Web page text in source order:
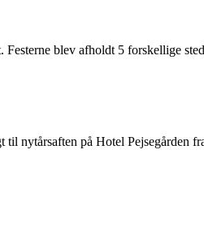
blev afholdt 5 forskellige
nytårsaften på Hotel Pejsegården